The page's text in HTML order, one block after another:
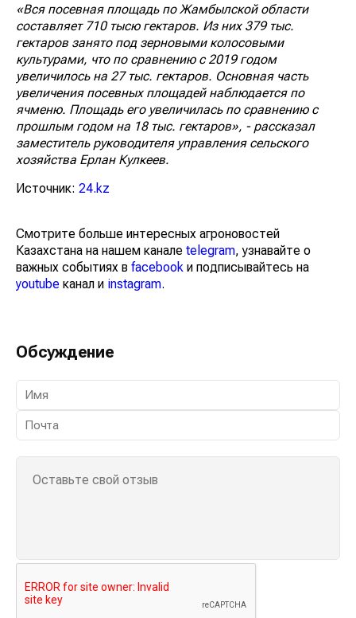
«Вся посевная площадь по Жамбылской области
составляет 710 тысю гектаров. Из них 379 тыс.
гектаров занято под зерновыми колосовыми
культурами, что по сравнению с 2019 годом
увеличилось на 27 тыс. гектаров. Основная часть
увеличения посевных площадей наблюдается по
ячменю. Площадь его увеличилась по сравнению с
прошлым годом на 18 тыс. гектаров», - рассказал
заместитель руководителя управления сельского
хозяйства Ерлан Кулкеев.
Источник: 24.kz
Смотрите больше интересных агроновостей
Казахстана на нашем канале telegram, узнавайте о
важных событиях в facebook и подписывайтесь на
youtube канал и instagram.
Обсуждение